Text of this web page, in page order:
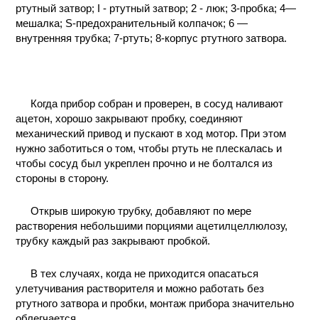
ртутный затвор; I - ртутный затвор; 2 - люк; 3-пробка; 4—
мешалка; S-предохранительный колпачок; 6 —
внутренняя трубка; 7-ртуть; 8-корпус ртутного затвора.
Когда прибор собран и проверен, в сосуд наливают
ацетон, хорошо закрывают пробку, соединяют
механический привод и пускают в ход мотор. При этом
нужно заботиться о том, чтобы ртуть не плескалась и
чтобы сосуд был укреплен прочно и не болтался из
стороны в сторону.
Открыв широкую трубку, добавляют по мере
растворения небольшими порциями ацетилцеллюлозу,
трубку каждый раз закрывают пробкой.
В тех случаях, когда не приходится опасаться
улетучивания растворителя и можно работать без
ртутного затвора и пробки, монтаж прибора значительно